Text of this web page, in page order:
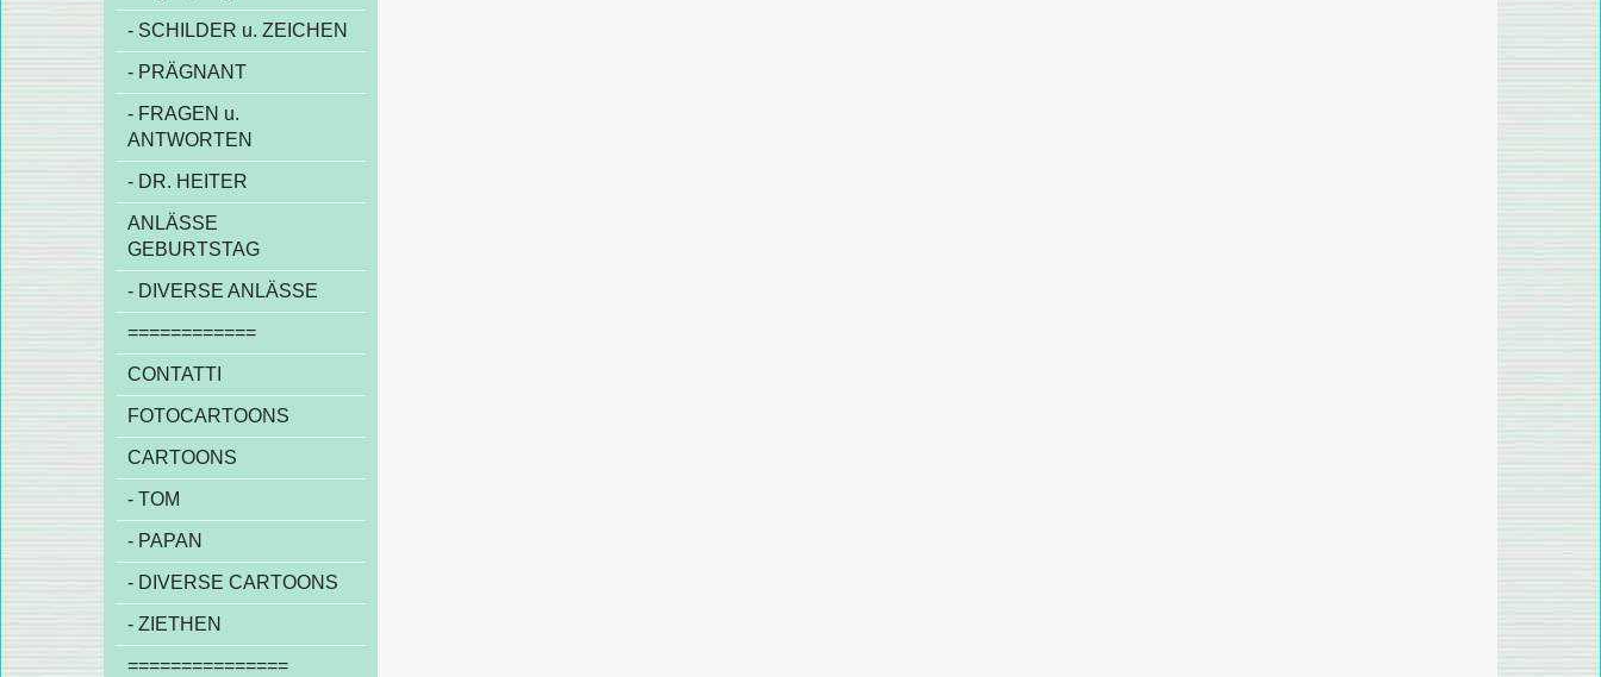
- SCHILDER u. ZEICHEN
- PRÄGNANT
- FRAGEN u.
ANTWORTEN
- DR. HEITER
ANLÄSSE
GEBURTSTAG
- DIVERSE ANLÄSSE
============
CONTATTI
FOTOCARTOONS
CARTOONS
- TOM
- PAPAN
- DIVERSE CARTOONS
- ZIETHEN
===============